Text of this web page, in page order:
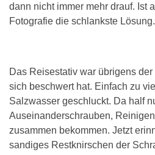
dann nicht immer mehr drauf. Ist
Fotografie die schlankste Lösung.
Das Reisestativ war übrigens
sich beschwert hat. Einfach zu
Salzwasser geschluckt. Da half
Auseinanderschrauben,
zusammen bekommen. Jetzt
sandiges Restknirschen der